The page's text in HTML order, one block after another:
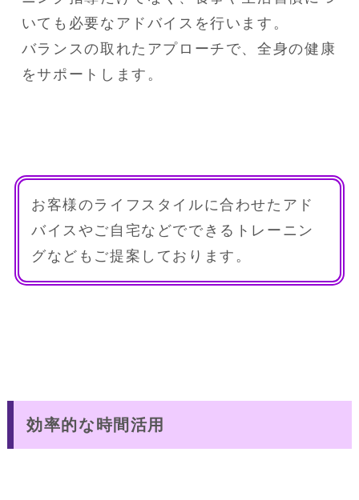
いても必要なアドバイスを行います。
バランスの取れたアプローチで、全身の健康
をサポートします。
お客様のライフスタイルに合わせたアド
バイスやご自宅などでできるトレーニン
グなどもご提案しております。
効率的な時間活用